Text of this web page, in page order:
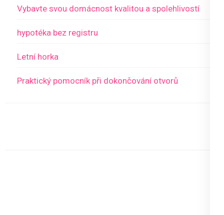
Vybavte svou domácnost kvalitou a spolehlivostí
hypotéka bez registru
Letní horka
Praktický pomocník při dokončování otvorů